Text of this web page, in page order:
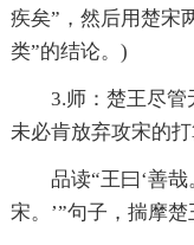
疾矣”，然后用楚宋
类”的结论。)
3.师：楚王尽管
未必肯放弃攻宋的打
品读“王曰‘善
宋。’”句子，揣摩